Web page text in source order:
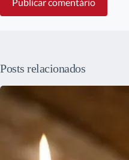
Posts relacionados